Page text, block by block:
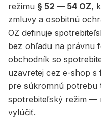
režimu § 52 — 54 OZ,
zmluvy a osobitnú
OZ definuje
bez ohľadu na právnu
obchodník so
uzavretej cez e-shop
pre súkromnú potrebu
spotrebiteľský režim —
vylúčiť.